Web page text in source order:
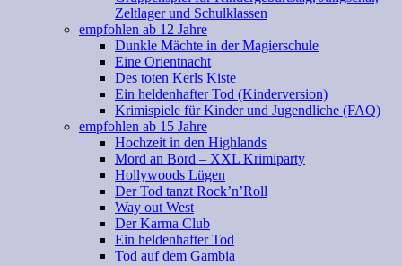
Zeltlager und Schulklassen
empfohlen ab 12 Jahre
Dunkle Mächte in der Magierschule
Eine Orientnacht
Des toten Kerls Kiste
Ein heldenhafter Tod (Kinderversion)
Krimispiele für Kinder und Jugendliche (FAQ)
empfohlen ab 15 Jahre
Hochzeit in den Highlands
Mord an Bord – XXL Krimiparty
Hollywoods Lügen
Der Tod tanzt Rock’n’Roll
Way out West
Der Karma Club
Ein heldenhafter Tod
Tod auf dem Gambia